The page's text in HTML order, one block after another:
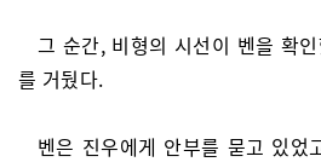
그 순간, 비형의 시선이 벤을 확
를 거뒀다.
벤은 진우에게 안부를 묻고 있었